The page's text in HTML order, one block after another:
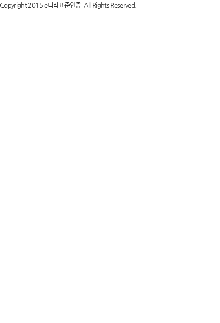
Copyright 2015 e나라표준인증. All Rights Reserved.